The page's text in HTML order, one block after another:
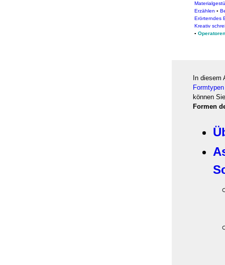
Erzählen ▪
Erörterndes
Kreativ
▪
In diesem
können
Formen